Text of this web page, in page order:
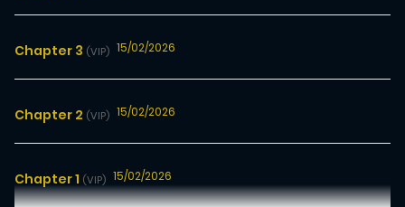
Chapter 3 (VIP) 15/02/2026
Chapter 2 (VIP) 15/02/2026
Chapter 1 (VIP) 15/02/2026